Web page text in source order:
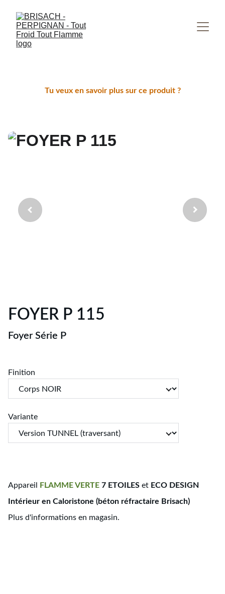
Tu veux en savoir plus sur ce produit ?
FOYER P 115
Foyer Série P
Finition
Variante
Appareil FLAMMEVERTE 7 ETOILES et ECO DESIGN
Intérieur en Caloristone (béton réfractaire Brisach)
Plus d'informations en magasin.